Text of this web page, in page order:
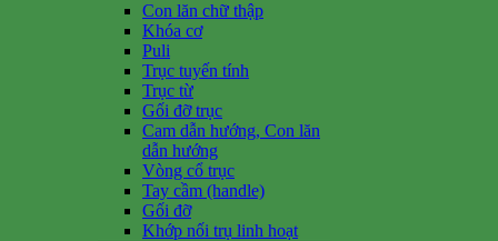
Con lăn chữ thập
Khóa cơ
Puli
Trục tuyến tính
Trục từ
Gối đỡ trục
Cam dẫn hướng, Con lăn
dẫn hướng
Vòng cổ trục
Tay cầm (handle)
Gối đỡ
Khớp nối trụ linh hoạt